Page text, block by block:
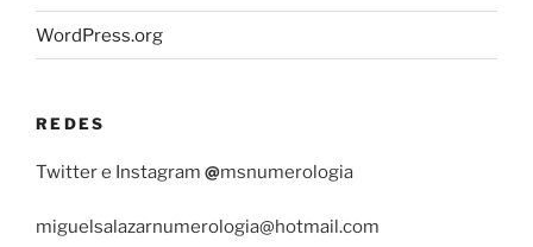
WordPress.org
REDES
Twitter e Instagram @msnumerologia
miguelsalazarnumerologia@hotmail.com